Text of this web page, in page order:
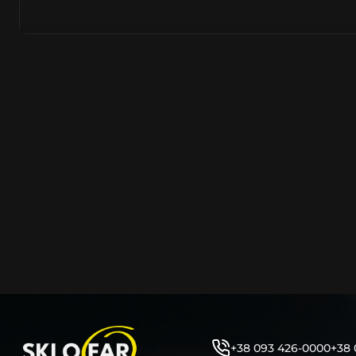
як це часто пропонують автосервіси та автодилери.
заощадити та придбати тільки те, що потребує
+38 093 426-0000+38